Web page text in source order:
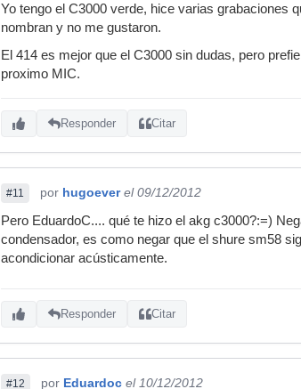
Yo tengo el C3000 verde, hice varias grabaciones
nombran y no me gustaron.
El 414 es mejor que el C3000 sin dudas, pero
proximo MIC.
Responder Citar
#11 por hugoever el 09/12/2012
Pero EduardoC.... qué te hizo el akg c3000?:=)
condensador, es como negar que el shure sm58
acondicionar acústicamente.
Responder Citar
#12 por Eduardoc el 10/12/2012